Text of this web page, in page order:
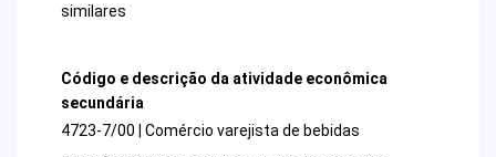
similares
Código e descrição da atividade econômica
secundária
4723-7/00 | Comércio varejista de bebidas